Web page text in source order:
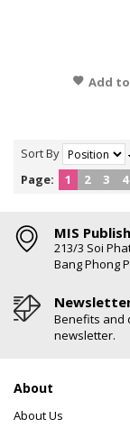
Add
Sort By
Page:
1 2 3 4
MIS
213/3 Soi
Bang Phong
Benefits and
newsletter.
About
About Us